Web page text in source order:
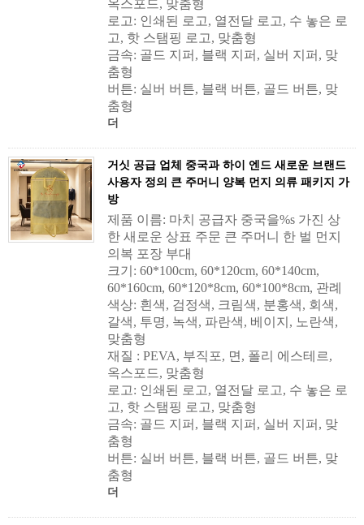
옥스포드, 맞춤형
로고: 인쇄된 로고, 열전달 로고, 수 놓은 로
고, 핫 스탬핑 로고, 맞춤형
금속: 골드 지퍼, 블랙 지퍼, 실버 지퍼, 맞
춤형
버튼: 실버 버튼, 블랙 버튼, 골드 버튼, 맞
춤형
더
거싯 공급 업체 중국과 하이 엔드 새로운 브랜드
사용자 정의 큰 주머니 양복 먼지 의류 패키지 가
방
제품 이름: 마치 공급자 중국을%s 가진 상
한 새로운 상표 주문 큰 주머니 한 벌 먼지
의복 포장 부대
크기: 60*100cm, 60*120cm, 60*140cm,
60*160cm, 60*120*8cm, 60*100*8cm, 관례
색상: 흰색, 검정색, 크림색, 분홍색, 회색,
갈색, 투명, 녹색, 파란색, 베이지, 노란색,
맞춤형
재질 : PEVA, 부직포, 면, 폴리 에스테르,
옥스포드, 맞춤형
로고: 인쇄된 로고, 열전달 로고, 수 놓은 로
고, 핫 스탬핑 로고, 맞춤형
금속: 골드 지퍼, 블랙 지퍼, 실버 지퍼, 맞
춤형
버튼: 실버 버튼, 블랙 버튼, 골드 버튼, 맞
춤형
더